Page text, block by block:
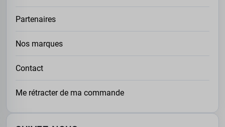
Partenaires
Nos marques
Contact
Me rétracter de ma commande